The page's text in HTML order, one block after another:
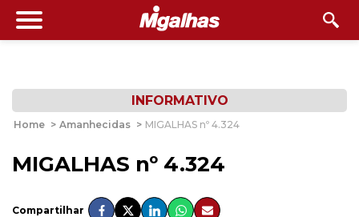
INFORMATIVO
Home > Amanhecidas > MIGALHAS nº 4.324
MIGALHAS nº 4.324
Compartilhar